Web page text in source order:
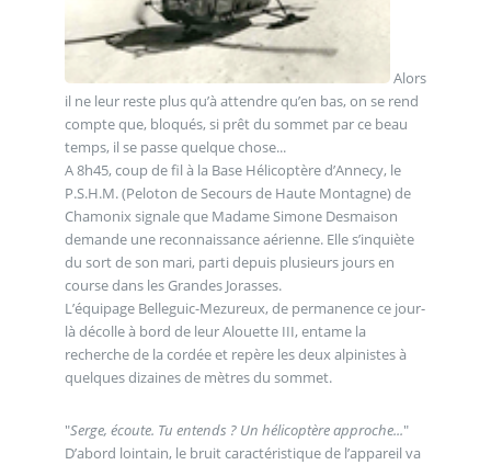
Alors
il ne leur reste plus qu’à attendre qu’en bas, on se rend
compte que, bloqués, si prêt du sommet par ce beau
temps, il se passe quelque chose...
A 8h45, coup de fil à la Base Hélicoptère d’Annecy, le
P.S.H.M. (Peloton de Secours de Haute Montagne) de
Chamonix signale que Madame Simone Desmaison
demande une reconnaissance aérienne. Elle s’inquiète
du sort de son mari, parti depuis plusieurs jours en
course dans les Grandes Jorasses.
L’équipage Belleguic-Mezureux, de permanence ce jour-
là décolle à bord de leur Alouette III, entame la
recherche de la cordée et repère les deux alpinistes à
quelques dizaines de mètres du sommet.
"Serge, écoute. Tu entends ? Un hélicoptère approche..."
D’abord lointain, le bruit caractéristique de l’appareil va